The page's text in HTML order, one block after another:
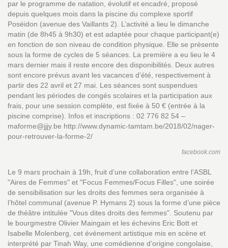
par le programme de natation, évolutif et encadré, proposé
depuis quelques mois dans la piscine du complexe sportif
Poséidon (avenue des Vaillants 2). L’activité a lieu le dimanche
matin (de 8h45 à 9h30) et est adaptée pour chaque participant(e)
en fonction de son niveau de condition physique. Elle se présente
sous la forme de cycles de 5 séances. La première a eu lieu le 4
mars dernier mais il reste encore des disponibilités. Deux autres
sont encore prévus avant les vacances d’été, respectivement à
partir des 22 avril et 27 mai. Les séances sont suspendues
pendant les périodes de congés scolaires et la participation aux
frais, pour une session complète, est fixée à 50 € (entrée à la
piscine comprise). Infos et inscriptions : 02 776 82 54 –
maforme@jjjy.be http://www.dynamic-tamtam.be/2018/02/nager-
pour-retrouver-la-forme-2/
facebook.com
Le 9 mars prochain à 19h, fruit d’une collaboration entre l’ASBL
"Aires de Femmes" et "Focus Femmes/Focus Filles", une soirée
de sensibilisation sur les droits des femmes sera organisée à
l’hôtel communal (avenue P. Hymans 2) sous la forme d’une pièce
de théâtre intitulée "Vous dites droits des femmes". Soutenu par
le bourgmestre Olivier Maingain et les échevins Eric Bott et
Isabelle Molenberg, cet événement artistique mis en scène et
interprété par Tinah Way, une comédienne d’origine congolaise,